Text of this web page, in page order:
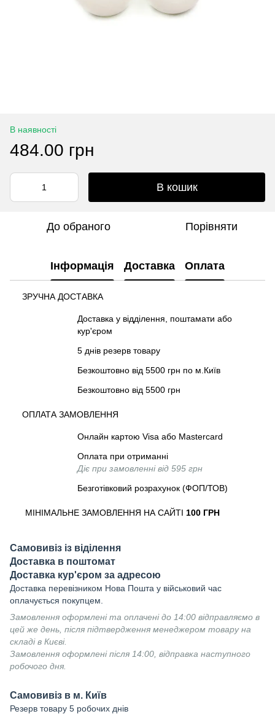
В наявності
484.00 грн
В кошик
До обраного Порівняти
Інформація Доставка Оплата
ЗРУЧНА ДОСТАВКА
Доставка у відділення, поштамати або
кур'єром
5 днів резерв товару
Безкоштовно від 5500 грн по м.Київ
Безкоштовно від 5500 грн
ОПЛАТА ЗАМОВЛЕННЯ
Онлайн картою Visa або Mastercard
Оплата при отриманні
Діє при замовленні від 595 грн
Безготівковий розрахунок (ФОП/ТОВ)
МІНІМАЛЬНЕ ЗАМОВЛЕННЯ НА САЙТІ 100 ГРН
Самовивіз із віділення
Доставка в поштомат
Доставка кур'єром за адресою
Доставка перевізником Нова Пошта у військовий час
оплачується покупцем.
Замовлення оформлені та оплачені до 14:00 відправляємо в
цей же день, після підтвердження менеджером товару на
складі в Києві.
Замовлення оформлені після 14:00, відправка наступного
робочого дня.
Самовивіз в м. Київ
Резерв товару 5 робочих днів